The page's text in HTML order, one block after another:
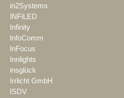
in2Systems
INFiLED
Infinity
InfoComm
InFocus
Innlights
insglück
Irrlicht GmbH
ISDV